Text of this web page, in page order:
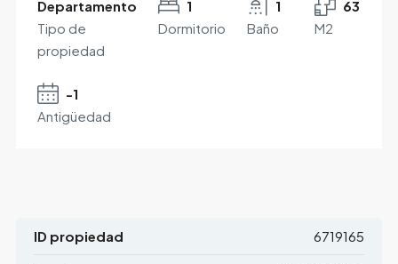
Departamento
Tipo de
propiedad
1
Dormitorio
1
Baño
63
M2
-1
Antigüedad
ID propiedad 6719165